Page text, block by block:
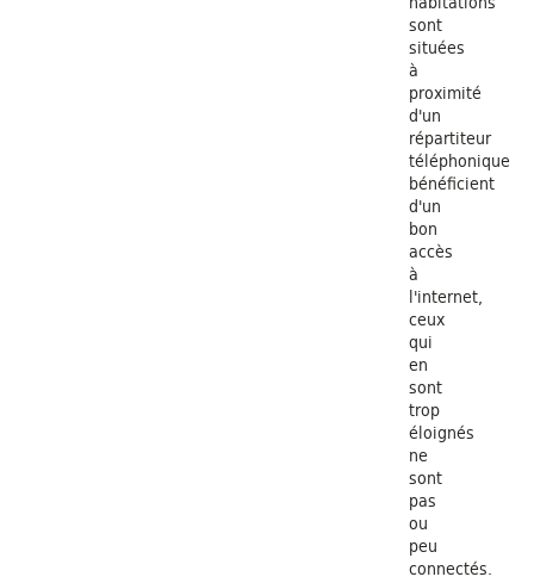
sont
situées
à
proximité
d'un
répartiteur
téléphonique
bénéficient
d'un
bon
accès
à
l'internet,
ceux
qui
en
sont
trop
éloignés
ne
sont
pas
ou
peu
connectés.